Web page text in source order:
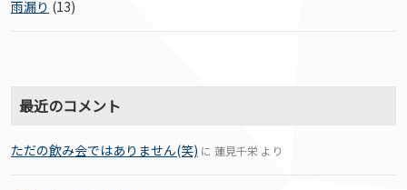
雨漏り (13)
最近のコメント
ただの飲み会ではありません(笑) に 蓮見千栄 より